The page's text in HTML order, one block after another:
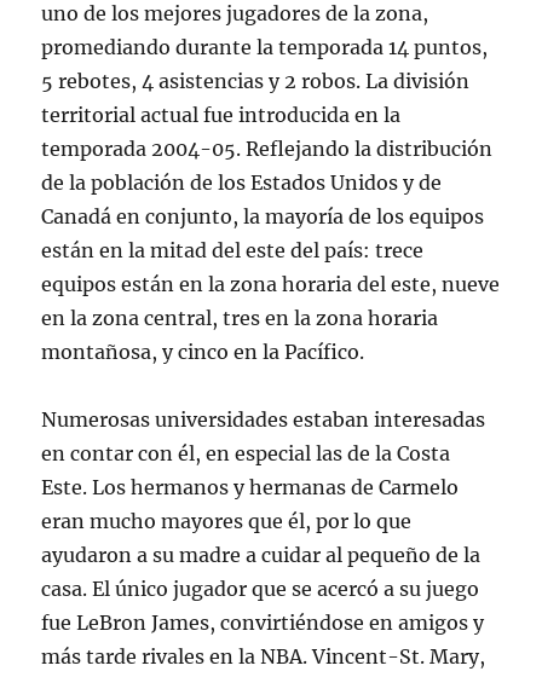
uno de los mejores jugadores de la zona,
promediando durante la temporada 14 puntos,
5 rebotes, 4 asistencias y 2 robos. La división
territorial actual fue introducida en la
temporada 2004-05. Reflejando la distribución
de la población de los Estados Unidos y de
Canadá en conjunto, la mayoría de los equipos
están en la mitad del este del país: trece
equipos están en la zona horaria del este, nueve
en la zona central, tres en la zona horaria
montañosa, y cinco en la Pacífico.
Numerosas universidades estaban interesadas
en contar con él, en especial las de la Costa
Este. Los hermanos y hermanas de Carmelo
eran mucho mayores que él, por lo que
ayudaron a su madre a cuidar al pequeño de la
casa. El único jugador que se acercó a su juego
fue LeBron James, convirtiéndose en amigos y
más tarde rivales en la NBA. Vincent-St. Mary,